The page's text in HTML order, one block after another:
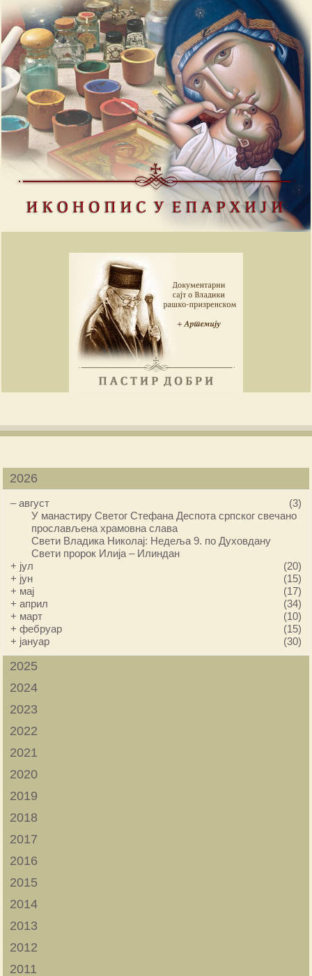
2026
–август
(3)
У манастиру Светог Стефана Деспота српског свечано
прослављена храмовна слава
Свети Владика Николај: Недеља 9. по Духовдану
Свети пророк Илија – Илиндан
+ јул
(20)
+ јун
(15)
+ мај
(17)
+април
(34)
+ март
(10)
+фебруар
(15)
+ јануар (30)
2025
2024
2023
2022
2021
2020
2019
2018
2017
2016
2015
2014
2013
2012
2011